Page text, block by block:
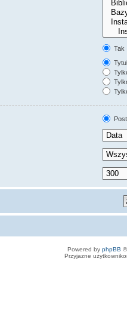
Tak
Powered by phpBB
Przyjazne